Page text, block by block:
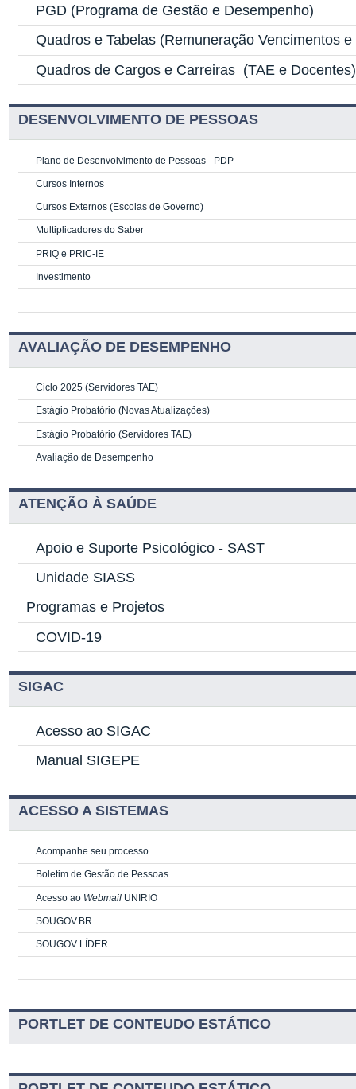
PGD (Programa de Gestão e Desempenho)
Quadros e Tabelas (Remuneração Vencimentos
Quadros de Cargos e Carreiras (TAE e Docentes)
DESENVOLVIMENTO DE PESSOAS
Plano de Desenvolvimento de Pessoas - PDP
Cursos Internos
Cursos Externos (Escolas de Governo)
Multiplicadores do Saber
PRIQ e PRIC-IE
Investimento
AVALIAÇÃO DE DESEMPENHO
Ciclo 2025 (Servidores TAE)
Estágio Probatório (Novas Atualizações)
Estágio Probatório (Servidores TAE)
Avaliação de Desempenho
ATENÇÃO À SAÚDE
Apoio e Suporte Psicológico - SAST
Unidade SIASS
Programas e Projetos
COVID-19
SIGAC
Acesso ao SIGAC
Manual SIGEPE
ACESSO A SISTEMAS
Acompanhe seu processo
Boletim de Gestão de Pessoas
Acesso ao Webmail UNIRIO
SOUGOV.BR
SOUGOV LÍDER
PORTLET DE CONTEUDO ESTÁTICO